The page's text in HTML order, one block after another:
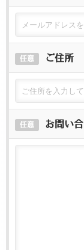
任意 ご住所
任意 お問い